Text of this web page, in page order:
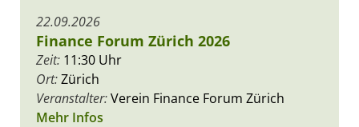
22.09.2026
Finance Forum Zürich 2026
Zeit: 11:30 Uhr
Ort:Zürich
Veranstalter:Verein Finance Forum Zürich
Mehr Infos